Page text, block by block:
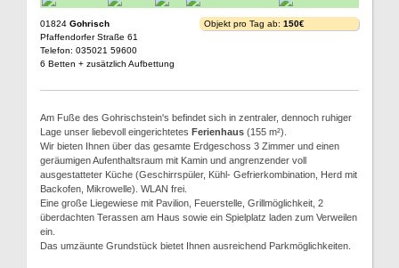
01824 Gohrisch
Pfaffendorfer Straße 61
Telefon: 035021 59600
6 Betten + zusätzlich Aufbettung
Objekt pro Tag ab: 150€
Am Fuße des Gohrischstein's befindet sich in zentraler, dennoch ruhiger
Lage unser liebevoll eingerichtetes Ferienhaus (155 m²).
Wir bieten Ihnen über das gesamte Erdgeschoss 3 Zimmer und einen
geräumigen Aufenthaltsraum mit Kamin und angrenzender voll
ausgestatteter Küche (Geschirrspüler, Kühl- Gefrierkombination, Herd mit
Backofen, Mikrowelle). WLAN frei.
Eine große Liegewiese mit Pavilion, Feuerstelle, Grillmöglichkeit, 2
überdachten Terassen am Haus sowie ein Spielplatz laden zum Verweilen
ein.
Das umzäunte Grundstück bietet Ihnen ausreichend Parkmöglichkeiten.